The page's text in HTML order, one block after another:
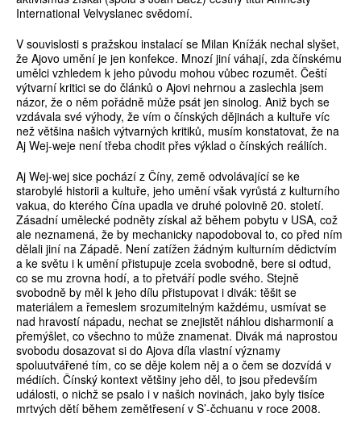
International Velvyslanec svědomí.
V souvislosti s pražskou instalací se Milan Knížák nechal slyšet,
že Ajovo umění je jen konfekce. Mnozí jiní váhají, zda čínskému
umělci vzhledem k jeho původu mohou vůbec rozumět. Čeští
výtvarní kritici se do článků o Ajovi nehrnou a zaslechla jsem
názor, že o něm pořádně může psát jen sinolog. Aniž bych se
vzdávala své výhody, že vím o čínských dějinách a kultuře víc
než většina našich výtvarných kritiků, musím konstatovat, že na
Aj Wej-weje není třeba chodit přes výklad o čínských reáliích.
Aj Wej-wej sice pochází z Číny, země odvolávající se ke
starobylé historii a kultuře, jeho umění však vyrůstá z kulturního
vakua, do kterého Čína upadla ve druhé polovině 20. století.
Zásadní umělecké podněty získal až během pobytu v USA, což
ale neznamená, že by mechanicky napodoboval to, co před ním
dělali jiní na Západě. Není zatížen žádným kulturním dědictvím
a ke světu i k umění přistupuje zcela svobodně, bere si odtud,
co se mu zrovna hodí, a to přetváří podle svého. Stejně
svobodně by měl k jeho dílu přistupovat i divák: těšit se
materiálem a řemeslem srozumitelným každému, usmívat se
nad hravostí nápadu, nechat se znejistět náhlou disharmonií a
přemýšlet, co všechno to může znamenat. Divák má naprostou
svobodu dosazovat si do Ajova díla vlastní významy
spoluutvářené tím, co se děje kolem něj a o čem se dozvídá v
médiích. Čínský kontext většiny jeho děl, to jsou především
události, o nichž se psalo i v našich novinách, jako byly tisíce
mrtvých dětí během zemětřesení v S’-čchuanu v roce 2008.